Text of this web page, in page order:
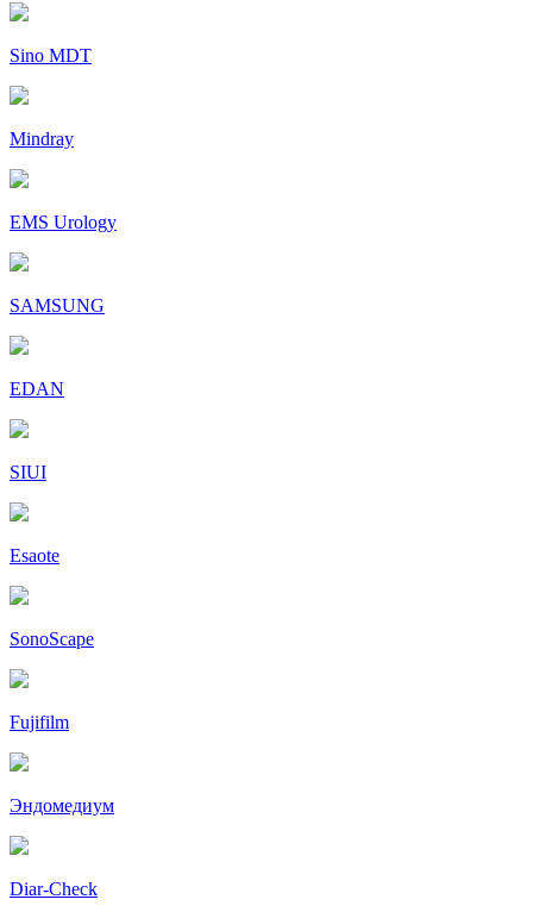
Sino MDT
Mindray
EMS Urology
SAMSUNG
EDAN
SIUI
Esaote
SonoScape
Fujifilm
Эндомедиум
Diar-Cheсk